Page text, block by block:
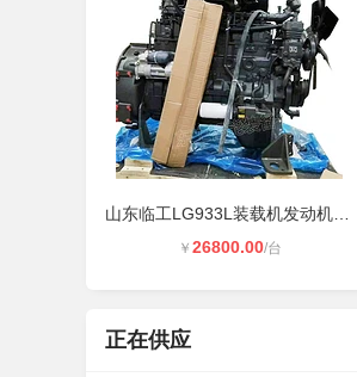
￥ 26800.00/台
正在供应